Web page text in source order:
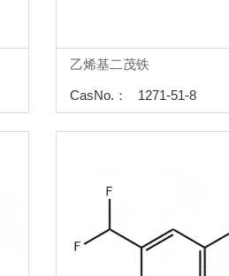
乙烯基二茂铁
CasNo.： 1271-51-8